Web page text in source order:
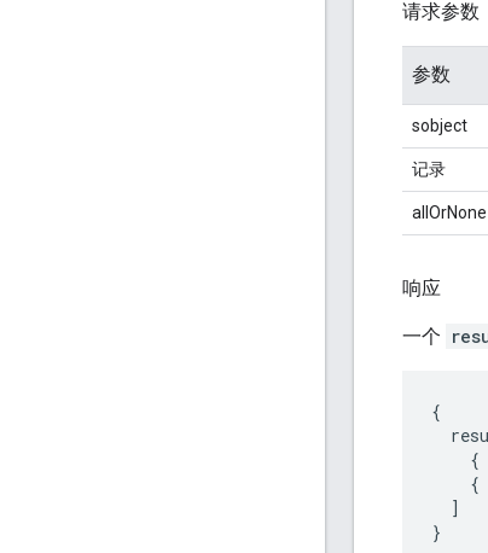
请求参数
参数
sobject
记录
allOrNone
响应
一个
{
{
{
]
}